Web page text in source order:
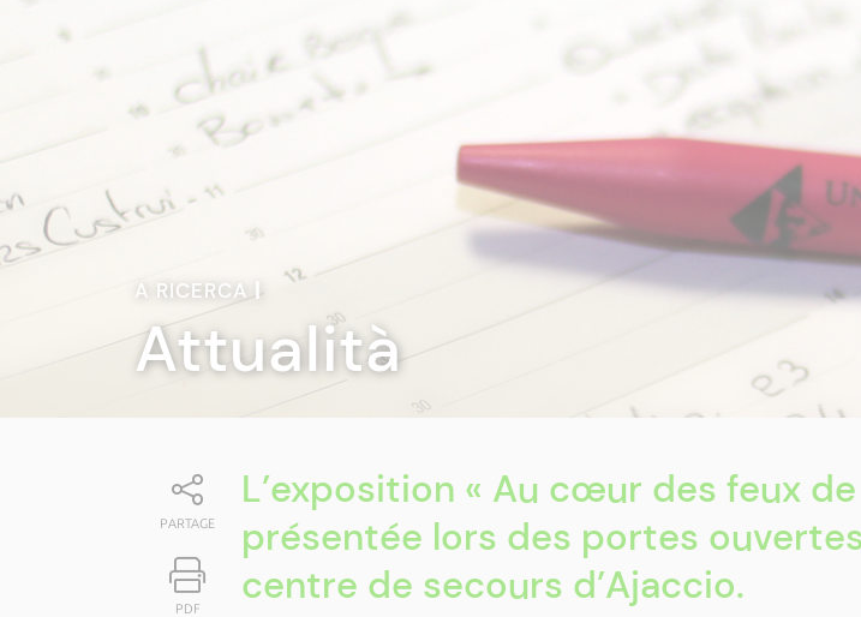
A RICERCA|
Attualità
PARTAGE
PDF
L’exposition « Au cœur des feux
présentée lors des portes
centre de secours d’Ajaccio.